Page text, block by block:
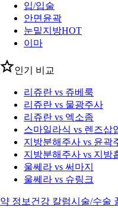
입/입술
안면윤곽
눈밑지방HOT
이마
인기 비교
리쥬란 vs 쥬베룩
리쥬란 vs 물광주사
리쥬란 vs 엑소좀
스마일라식 vs 렌즈삽
지방분해주사 vs 윤곽
지방분해주사 vs 지방
울쎄라 vs 써마지
울쎄라 vs 슈링크
약 정보 건강 칼럼시술/수술